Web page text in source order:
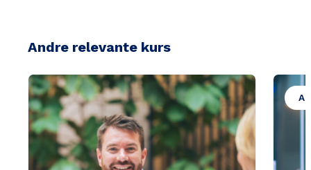
Andre relevante kurs